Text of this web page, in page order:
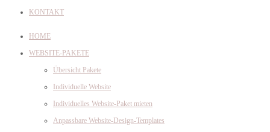
KONTAKT
HOME
WEBSITE-PAKETE
Übersicht Pakete
Individuelle Website
Individuelles Website-Paket mieten
Anpassbare Website-Design-Templates